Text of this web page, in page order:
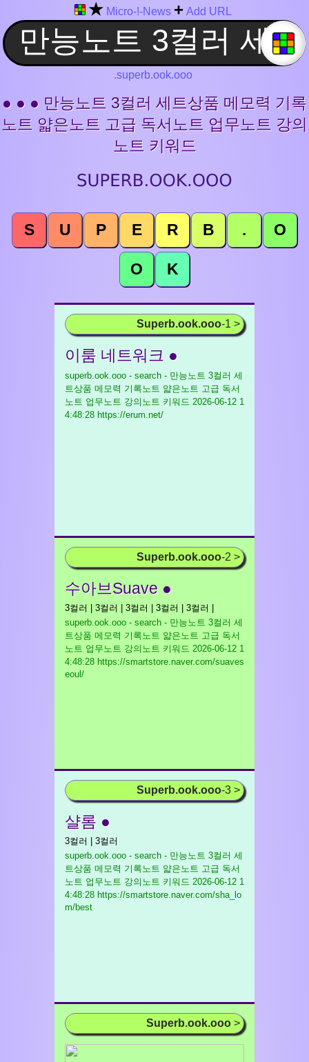
★ Micro-!-News + Add URL
.superb.ook.ooo
● ● ● 만능노트 3컬러 세트상품 메모력 기록
노트 얇은노트 고급 독서노트 업무노트 강의
노트 키워드
S U P E R B . O
O K
Superb.ook.ooo-1 >
이룸 네트워크 ●
superb.ook.ooo - search - 만능노트 3컬러 세
트상품 메모력 기록노트 얇은노트 고급 독서
노트 업무노트 강의노트 키워드 2026-06-12 1
4:48:28 https://erum.net/
Superb.ook.ooo-2 >
수아브Suave ●
3컬러 | 3컬러 | 3컬러 | 3컬러 | 3컬러 |
superb.ook.ooo - search - 만능노트 3컬러 세
트상품 메모력 기록노트 얇은노트 고급 독서
노트 업무노트 강의노트 키워드 2026-06-12 1
4:48:28 https://smartstore.naver.com/suaves
eoul/
Superb.ook.ooo-3 >
샬롬 ●
3컬러 | 3컬러
superb.ook.ooo - search - 만능노트 3컬러 세
트상품 메모력 기록노트 얇은노트 고급 독서
노트 업무노트 강의노트 키워드 2026-06-12 1
4:48:28 https://smartstore.naver.com/sha_lo
m/best
Superb.ook.ooo >